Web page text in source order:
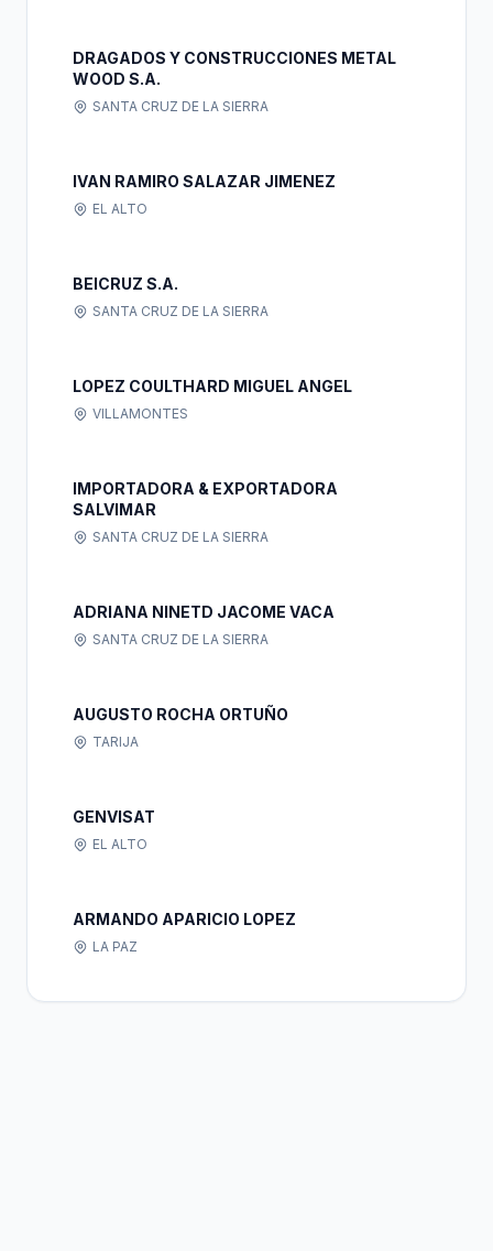
DRAGADOS Y CONSTRUCCIONES METAL
WOOD S.A.
SANTA CRUZ DE LA SIERRA
IVAN RAMIRO SALAZAR JIMENEZ
EL ALTO
BEICRUZ S.A.
SANTA CRUZ DE LA SIERRA
LOPEZ COULTHARD MIGUEL ANGEL
VILLAMONTES
IMPORTADORA & EXPORTADORA
SALVIMAR
SANTA CRUZ DE LA SIERRA
ADRIANA NINETD JACOME VACA
SANTA CRUZ DE LA SIERRA
AUGUSTO ROCHA ORTUÑO
TARIJA
GENVISAT
EL ALTO
ARMANDO APARICIO LOPEZ
LA PAZ